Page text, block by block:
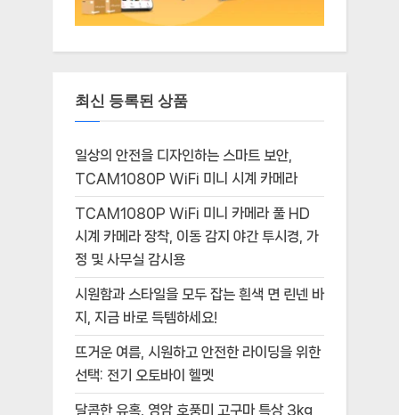
최신 등록된 상품
일상의 안전을 디자인하는 스마트 보안,
TCAM1080P WiFi 미니 시계 카메라
TCAM1080P WiFi 미니 카메라 풀 HD
시계 카메라 장착, 이동 감지 야간 투시경, 가
정 및 사무실 감시용
시원함과 스타일을 모두 잡는 흰색 면 린넨 바
지, 지금 바로 득템하세요!
뜨거운 여름, 시원하고 안전한 라이딩을 위한
선택: 전기 오토바이 헬멧
달콤한 유혹, 영암 호풍미 고구마 특상 3kg